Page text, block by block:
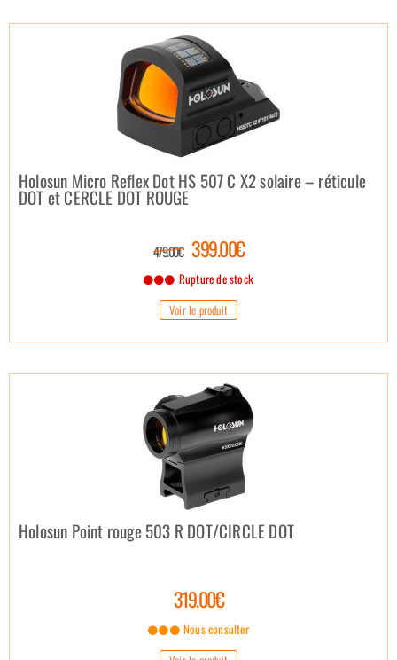
Holosun Micro Reflex Dot HS 507 C X2 solaire – réticule
DOT et CERCLE DOT ROUGE
479.00€ 399.00€
Rupture de stock
Voir le produit
Holosun Point rouge 503 R DOT/CIRCLE DOT
319.00€
Nous consulter